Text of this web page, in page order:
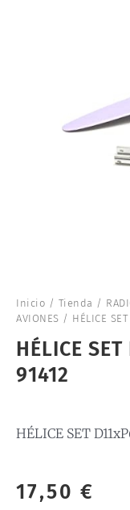
Inicio / Tienda /
AVIONES / HÉLICE SET
HÉLICE
91412
HÉLICE SET
17,50 €